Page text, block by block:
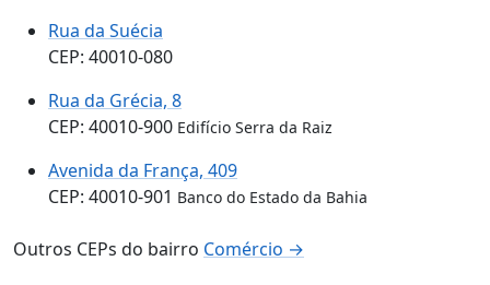
Rua da Suécia
CEP: 40010-080
Rua da Grécia, 8
CEP: 40010-900 Edifício Serra da Raiz
Avenida da França, 409
CEP: 40010-901 Banco do Estado da Bahia
Outros CEPs do bairro Comércio →